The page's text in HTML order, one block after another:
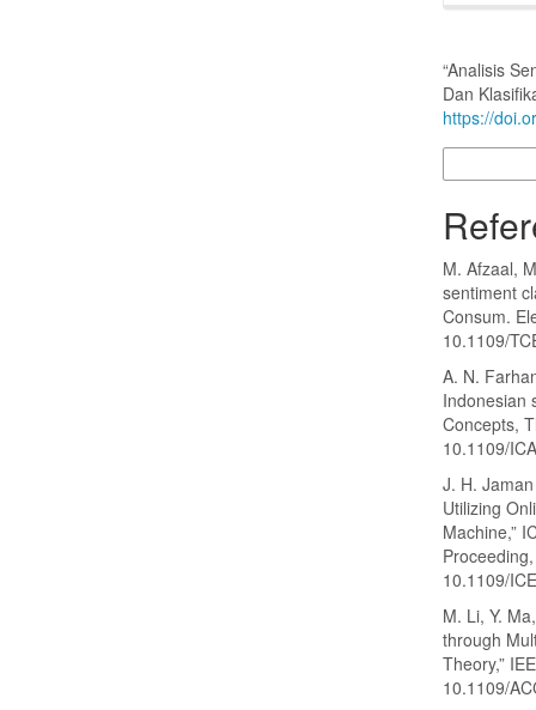
“Analisis
Dan
https://
M. Afzaal,
sentiment
Consum.
10.1109/
A. N.
Indonesian
Concepts,
10.1109/
J. H.
Utilizing
Machine,”
10.1109/
M. Li, Y.
through
Theory,”
10.1109/